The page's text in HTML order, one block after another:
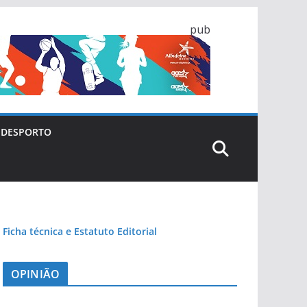
pub
DESPORTO
Ficha técnica e Estatuto Editorial
OPINIÃO